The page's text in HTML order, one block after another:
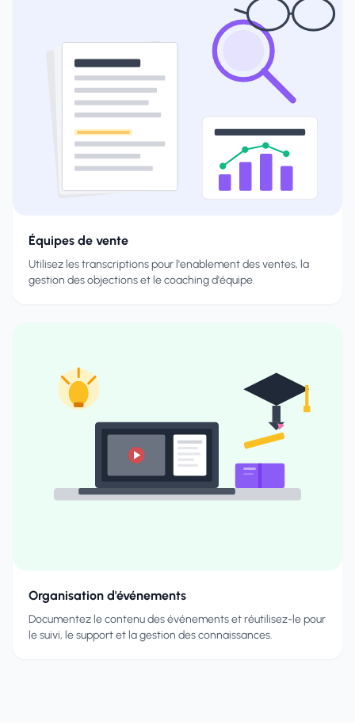
Équipes de vente
Utilisez les transcriptions pour l'enablement des ventes, la
gestion des objections et le coaching d'équipe.
Organisation d'événements
Documentez le contenu des événements et réutilisez-le pour
le suivi, le support et la gestion des connaissances.